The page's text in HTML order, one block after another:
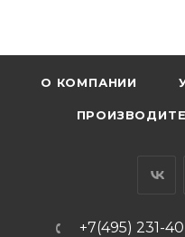
О КОМПАНИИ
+7(495) 231-